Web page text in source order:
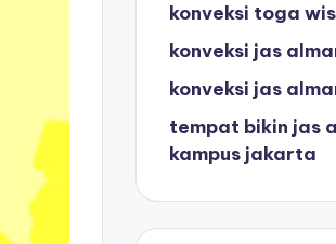
konveksi toga
konveksi jas
konveksi jas
tempat bikin jas
kampus jakarta